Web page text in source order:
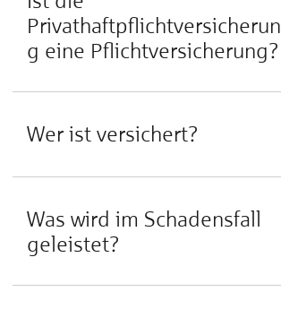
Privathaftpflichtversicherun
g eine Pflichtversicherung?
Wer ist versichert?
Was wird im Schadensfall
geleistet?